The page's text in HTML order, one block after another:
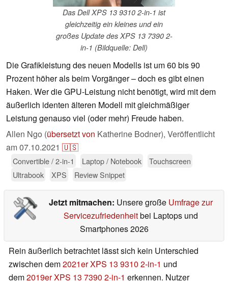
Das Dell XPS 13 9310 2-in-1 ist
gleichzeitig ein kleines und ein
großes Update des XPS 13 7390 2-
in-1 (Bildquelle: Dell)
Die Grafikleistung des neuen Modells ist um 60 bis 90
Prozent höher als beim Vorgänger – doch es gibt einen
Haken. Wer die GPU-Leistung nicht benötigt, wird mit dem
äußerlich identen älteren Modell mit gleichmäßiger
Leistung genauso viel (oder mehr) Freude haben.
Allen Ngo (übersetzt von Katherine Bodner), Veröffentlicht
am07.10.2021 🇺🇸
Convertible / 2-in-1 Laptop / Notebook
Touchscreen
Ultrabook
XPS Review Snippet
Jetzt mitmachen: Unsere große Umfrage zur
Servicezufriedenheitbei Laptops und
Smartphones 2026
Rein äußerlich betrachtet lässt sich kein Unterschied
zwischen dem2021er XPS 13 9310 2-in-1 und
dem2019er XPS 13 7390 2-in-1 erkennen. Nutzer